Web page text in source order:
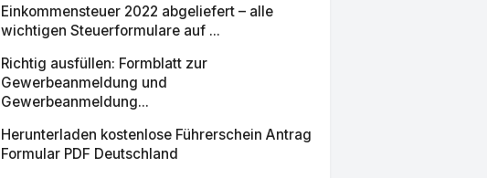
Einkommensteuer 2022 abgeliefert – alle
wichtigen Steuerformulare auf ...
Richtig ausfüllen: Formblatt zur
Gewerbeanmeldung und
Gewerbeanmeldung...
Herunterladen kostenlose Führerschein Antrag
Formular PDF Deutschland